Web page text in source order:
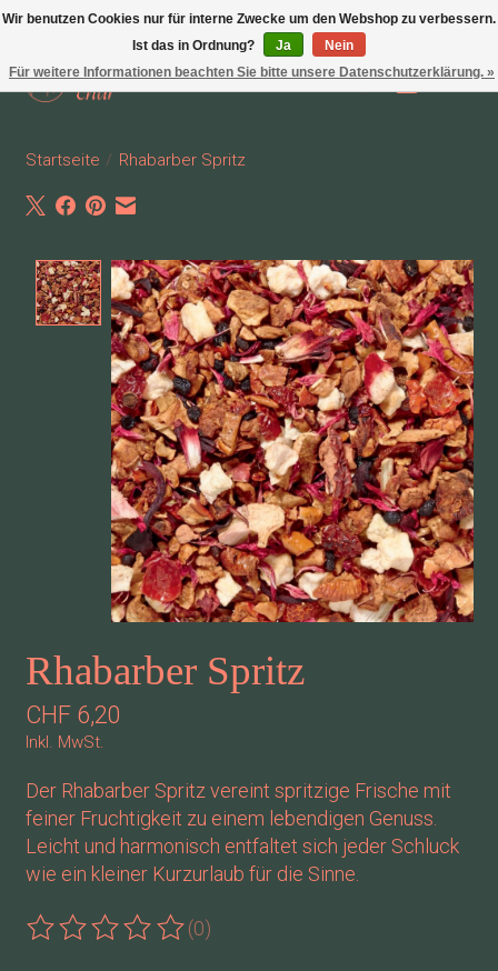
Wunschzettel
Ihr
Startseite / Rhabarber Spritz
Product image slideshow Items
Rhabarber Spritz
CHF 6,20
Inkl. MwSt.
Der Rhabarber Spritz vereint spritzige Frische mit
feiner Fruchtigkeit zu einem lebendigen Genuss.
Leicht und harmonisch entfaltet sich jeder Schluck
wie ein kleiner Kurzurlaub für die Sinne.
Die Bewertung dieses Produkts ist
(0)
Wir benutzen Cookies nur für interne Zwecke um den Webshop zu verbessern.
Ist das in Ordnung?
Ja
Nein
Für weitere Informationen beachten Sie bitte unsere Datenschutzerklärung. »